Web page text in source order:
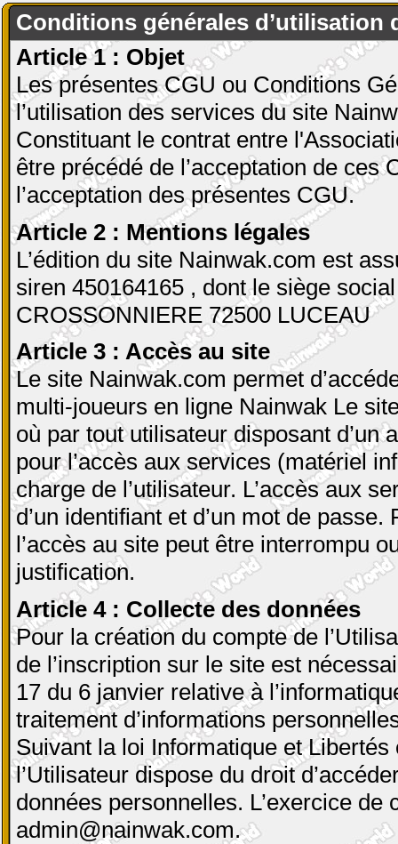
Conditions générales d’utilisation
Article 1 : Objet
Les présentes CGU ou Conditions
l’utilisation des services du site
Constituant le contrat entre
être précédé de l’acceptation de ces
l’acceptation des présentes CGU.
Article 2 : Mentions légales
L’édition du site Nainwak.com est
siren 450164165 , dont le siège
CROSSONNIERE 72500 LUCEAU
Article 3 : Accès au site
Le site Nainwak.com permet
multi-joueurs en ligne Nainwak Le
où par tout utilisateur disposant d’un
pour l’accès aux services (matériel
charge de l’utilisateur. L’accès aux
d’un identifiant et d’un mot de
l’accès au site peut être interrompu
justification.
Article 4 : Collecte des données
Pour la création du compte de
de l’inscription sur le site est
17 du 6 janvier relative à
traitement d’informations
Suivant la loi Informatique et
l’Utilisateur dispose du droit
données personnelles. L’exercice
admin@nainwak.com.